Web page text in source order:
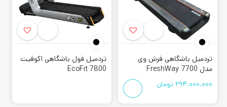
باشگاهی هستید؟ در این فروشگاه می توانید کامل ترین اطلاعات
محصولات را به همراه بررسی های کلی مطالعه نمایید. دز نتیجه با
بیشتر نمودن اطلاعات خود به نتیجه گیری درستی برسید. اما به
شما توصیه میکنیم راه راحت تر را انخاب کنید و به فروشگاه ما
مراجعه نمایید؛ اگر امکان مراجعه ندارید با ما تماس بگیرید.
کارشناسان ما با اطلاع از شرایط
مشتریان و موجودی بازار می توانند بهترین گزینه ها را به شما
تردمیل باشگاهی فرش وی
مدل 7700 FreshWay
294.000.000 تومان
تردمیل فول باشگاهی اکوفیت
EcoFit 7800